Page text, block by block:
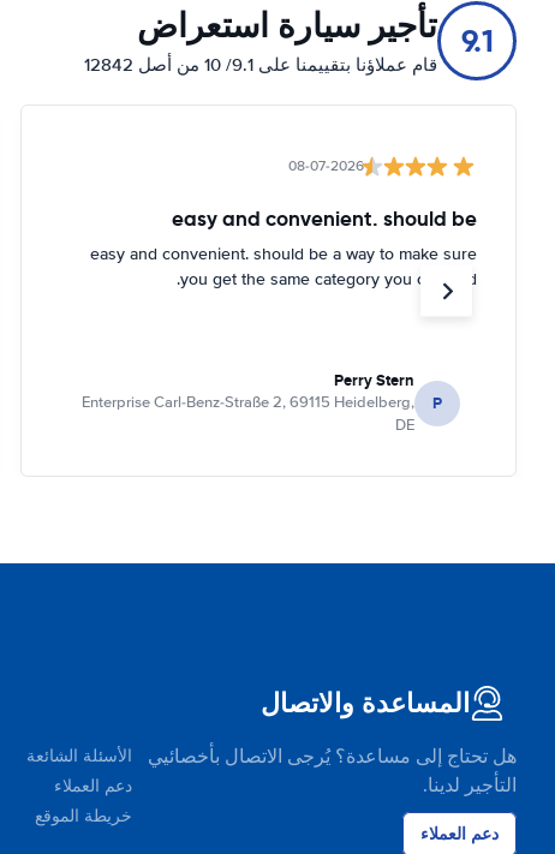
9.1 تأجير سيارة استعراض
قام عملاؤنا بتقييمنا على 9.1/ 10 من أصل 12842
08-07-2026
easy and convenient. should be
easy and convenient. should be a way to make sure
you get the same category you ordered.
P
Perry Stern
Enterprise Carl-Benz-Straße 2, 69115 Heidelberg,
DE
المساعدة والاتصال
هل تحتاج إلى مساعدة؟ يُرجى الاتصال بأخصائيي
التأجير لدينا.
دعم العملاء
الأسئلة الشائعة
دعم العملاء
خريطة الموقع